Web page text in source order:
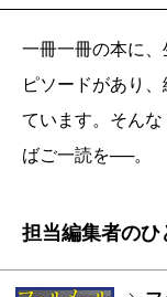
一冊一冊の本に
ピソードがあり
ています。そん
ばご一読を──。
担当編集者のひ